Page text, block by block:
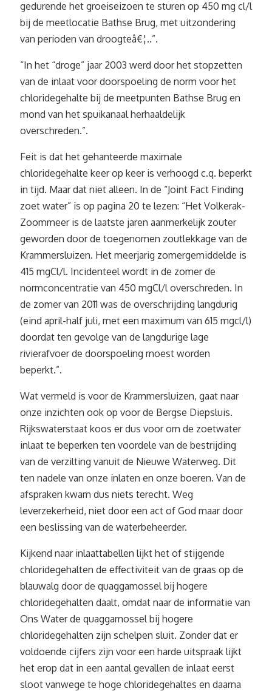
gedurende het groeiseizoen te sturen op 450 mg cl/l
bij de meetlocatie Bathse Brug, met uitzondering
van perioden van droogteâ€¦..”.
“In het “droge” jaar 2003 werd door het stopzetten
van de inlaat voor doorspoeling de norm voor het
chloridegehalte bij de meetpunten Bathse Brug en
mond van het spuikanaal herhaaldelijk
overschreden.”.
Feit is dat het gehanteerde maximale
chloridegehalte keer op keer is verhoogd c.q. beperkt
in tijd. Maar dat niet alleen. In de “Joint Fact Finding
zoet water” is op pagina 20 te lezen: “Het Volkerak-
Zoommeer is de laatste jaren aanmerkelijk zouter
geworden door de toegenomen zoutlekkage van de
Krammersluizen. Het meerjarig zomergemiddelde is
415 mgCl/l. Incidenteel wordt in de zomer de
normconcentratie van 450 mgCl/l overschreden. In
de zomer van 2011 was de overschrijding langdurig
(eind april-half juli, met een maximum van 615 mgcl/l)
doordat ten gevolge van de langdurige lage
rivierafvoer de doorspoeling moest worden
beperkt.”.
Wat vermeld is voor de Krammersluizen, gaat naar
onze inzichten ook op voor de Bergse Diepsluis.
Rijkswaterstaat koos er dus voor om de zoetwater
inlaat te beperken ten voordele van de bestrijding
van de verzilting vanuit de Nieuwe Waterweg. Dit
ten nadele van onze inlaten en onze boeren. Van de
afspraken kwam dus niets terecht. Weg
leverzekerheid, niet door een act of God maar door
een beslissing van de waterbeheerder.
Kijkend naar inlaattabellen lijkt het of stijgende
chloridegehalten de effectiviteit van de graas op de
blauwalg door de quaggamossel bij hogere
chloridegehalten daalt, omdat naar de informatie van
Ons Water de quaggamossel bij hogere
chloridegehalten zijn schelpen sluit. Zonder dat er
voldoende cijfers zijn voor een harde uitspraak lijkt
het erop dat in een aantal gevallen de inlaat eerst
sloot vanwege te hoge chloridegehaltes en daarna